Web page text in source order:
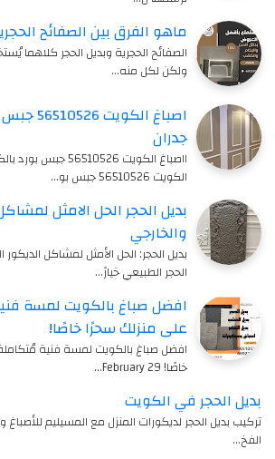
ماهو الفرق بين الصفائح
الصفائح الحجرية وبديل الحجر كلاهما
ولكن لكل منه…
اصباغ
جدران
ااصباغ الكويت
الكويت 56510526 جبس بو…
بديل الحجر الحل الامثل
والخارجي
بديل الحجر: الحل الأمثل لمشاكل الديكور
الحجر الطبيعي خيارً…
افضل صباغ بالكويت لمسة
على منزلك سحرًا خاصًا!
افضل صباغ بالكويت لمسة فنية
خاصًا! 29 February…
بديل الحجر في الكويت
تركيب بديل الحجر لديكورات المنزل مع المسيليم
الفخ…